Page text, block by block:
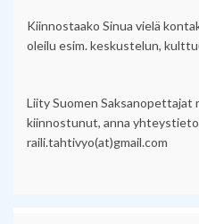
Kiinnostaako Sinua vielä
oleilu esim. keskustelun,
Liity Suomen Saksanopettajat
kiinnostunut, anna
raili.tahtivyo(at)gmail.com